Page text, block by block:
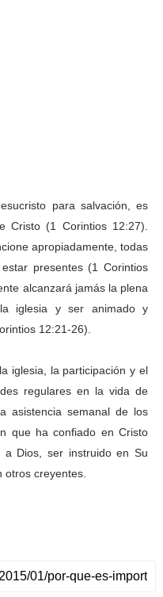
para salvación, es
Cristo (1 Corintios 12:27).
apropiadamente, todas
presentes (1 Corintios
alcanzará jamás la plena
iglesia y ser animado y
12:21-26).
iglesia, la participación y el
regulares en la vida de
asistencia semanal de los
que ha confiado en Cristo
Dios, ser instruido en Su
creyentes.